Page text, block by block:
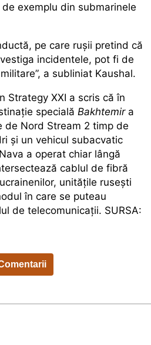
exemplu din submarinele
pe care rușii pretind că
incidentele, pot fi de
a subliniat Kaushal.
Strategy XXI a scris că în
specialăBakhtemir a
de Nord Stream 2 timp de
și un vehicul subacvatic
a operat chiar lângă
cablul de fibră
unitățile rusești
în care se puteau
de telecomunicații. SURSA: